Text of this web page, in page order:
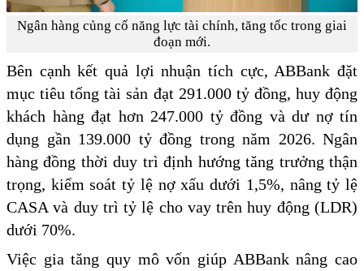
Ngân hàng củng cố năng lực tài chính, tăng tốc trong giai
đoạn mới.
Bên cạnh kết quả lợi nhuận tích cực, ABBank đặt
mục tiêu tổng tài sản đạt 291.000 tỷ đồng, huy động
khách hàng đạt hơn 247.000 tỷ đồng và dư nợ tín
dụng gần 139.000 tỷ đồng trong năm 2026. Ngân
hàng đồng thời duy trì định hướng tăng trưởng thận
trọng, kiểm soát tỷ lệ nợ xấu dưới 1,5%, nâng tỷ lệ
CASA và duy trì tỷ lệ cho vay trên huy động (LDR)
dưới 70%.
Việc gia tăng quy mô vốn giúp ABBank nâng cao